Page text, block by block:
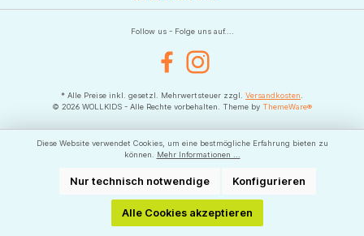
Follow us - Folge uns auf....
FacebookInstagram
* Alle Preise inkl. gesetzl. Mehrwertsteuer zzgl. Versandkosten
© 2026 WOLLKIDS - Alle Rechte vorbehalten. Theme by ThemeWare®
Diese Website verwendet Cookies, um eine bestmögliche Erfahrung bieten zu
können.
Mehr Informationen ...
Nur technisch notwendige Konfigurieren
Alle Cookies akzeptieren